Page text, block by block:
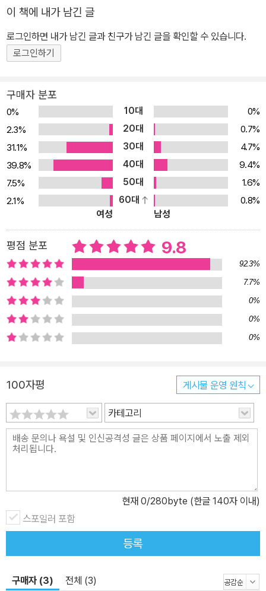
정 격분 행동’이라고 하는데 감정적으로 성숙하지 못한 아이들이 이
렇게 행동하는 것은 자연스러운 일입니다. 우리 아이가 화가 났어요
아이들은 어떨 때 화가 날까요? 늦은 밤까지 놀고 싶은데 그만 자라
는 말을 들을 때, 먹고 싶지 않은 음식을 먹어야 할 때, 갖고 싶은 장난
것은 자신이 원하는 일이 이루어지지 않을 때나 마음에 상처를 입었
을 때입니다. 때로는 무서움을 감추기 위해 화를 내기도 하고, 부끄럽
고 창피한 감정을 감추기 위해 화를 내기도 하고, 부모님의 관심을 끌
기 위해 일부러 화를 내기도 합니다. 화가 날 때 어떻게 해야 할까요?
아이가 어떤 이유로 화를 내든지 간에, 부모가 아이에게 버럭 화를 내
면서 대응하게 되면, 아이는 수시로 화를 내는 공격적인 성격으로 변
합니다. 반대로 아이에게 무조건 화를 내지 말라고 억누르게 되면, 아
이는 정당하게 화를 내야 할 상황에서도 화를 내지 못하거나, 겉으로
화를 표현하지 못하는 수동적 공격형의 성격이 될 수 있습니다. 하지
만, 아이들은 네, 다섯 살 정도가 되면 자신의 감정을 어느 정도 조절
하는 능력이 생깁니다. 이 무렵부터 아이들이 자신의 감정을 바르게
알고 제대로 표현하며 적절하게 다스릴 수 있도록 도와주어야 합니
다. 이 시기는 아이들이 자신의 감정이나 충동을 조절하고, 다른 사람
들의 입장에서 공감하며, 도덕을 배우는 때이기도 합니다. 인류에게
평화와 행복을 전하는 틱낫한 스님이 추천한 동화 - 어린이가 스스로
화를 다스려 평온한 마음이 되도록 도와주는 책 화와 같은 강한 감정
폭력 속에서 살아오면서도 늘 자비심을 잃지 않고 사람들에게 평화와
행복을 전해 온 틱낫한 스님의 가르침이 이 책에 담겨있습니다. 틱낫
한 스님은 화도 손이나 발처럼 우리의 일부라고 했습니다. 그래서 화
를 싫어하거나 혹은 없는 것처럼 억압한다고 화가 해소되지 않습니
다. 오히려 화를 울고 있는 아기라고 생각하고 보듬고 달래라고 하였
을 먼저 다스리는 것이 어른만 할 수 있는 일일까요? 그렇지 않습니
다. 아이들도 그 방법을 배우면 잘 따라 할 수 있습니다. 마음챙김 명
상과 요가를 오랫동안 수행해 온 저자 게일 실버가 그 방법을 재미있
는 동화로 꾸몄습니다. 자, 우리의 주인공 얀은 어떻게 화를 달래고 자
얀의 할아버지는 얀에게 블록 쌓기 놀이를 그만하고 함께 저녁을 먹
이 책에 내가 남긴 글
로그인하면 내가 남긴 글과 친구가 남긴 글을 확인할 수 있습니다.
로그인하기
구매자 분포
0% 10대
0%
2.3%
20대
0.7%
31.1%
30대
4.7%
39.8%
40대
9.4%
7.5%
50대
1.6%
2.1%
60대
0.8%
여성
남성
평점 분포 9.8
92.3%
7.7%
0%
0%
0%
100자평 게시물 운영 원칙
카테고리
현재 0/280byte (한글 140자 이내)
스포일러 포함
등록
구매자 (3) 전체 (3)